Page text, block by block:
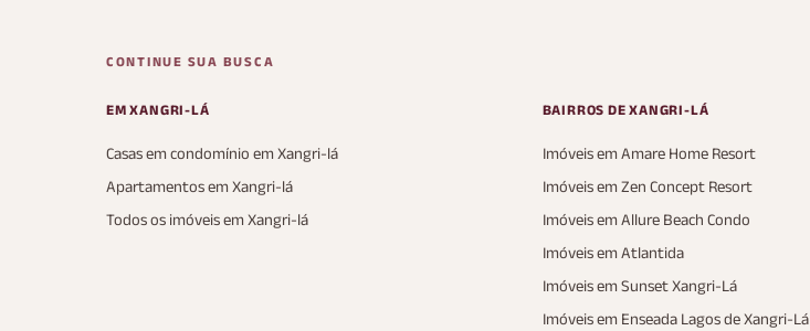
CONTINUE SUA BUSCA
EM XANGRI-LÁ
Casas em condomínio em Xangri-lá
Apartamentos em Xangri-lá
Todos os imóveis em Xangri-lá
BAIRROS DE XANGRI-LÁ
Imóveis em Amare Home Resort
Imóveis em Zen Concept Resort
Imóveis em Allure Beach Condo
Imóveis em Atlantida
Imóveis em Sunset Xangri-Lá
Imóveis em Enseada Lagos de Xangri-Lá